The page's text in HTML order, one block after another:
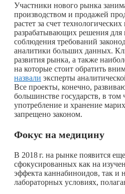
Участники нового рынка
производством и продажей
растет за счет технологических
разрабатывающих решения для
соблюдения требований
аналитики больших данных.
развития рынка, а также
на которые стоит обратить
назвали эксперты
Все проекты, конечно,
большинстве государств, в том
употребление и хранение
запрещено законом.
Фокус на медицину
В 2018 г. на рынке появится
сфокусированных как на
эффекта каннабиноидов, так и
лабораторных условиях,